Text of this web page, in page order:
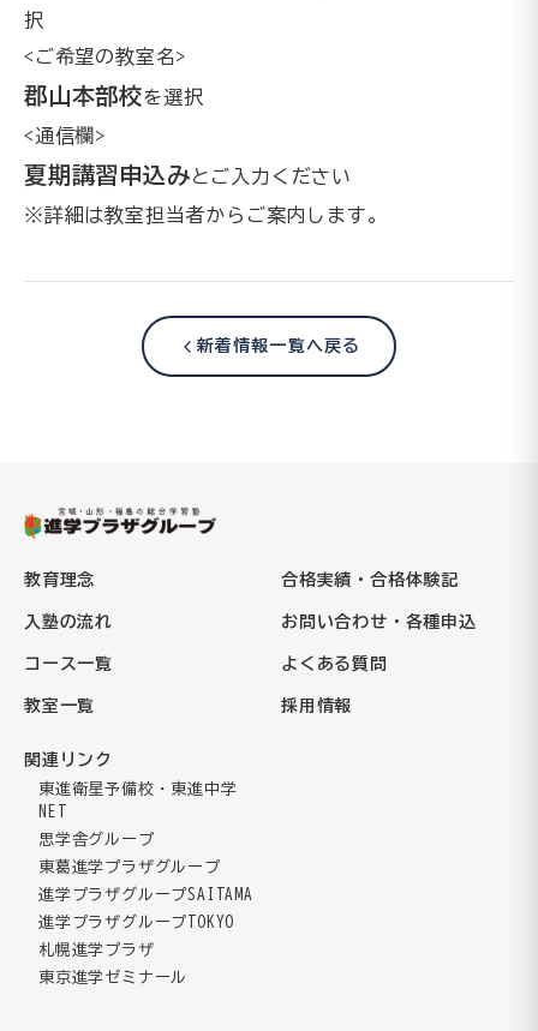
択
<ご希望の教室名>
郡山本部校を選択
<通信欄>
夏期講習申込みとご入力ください
※詳細は教室担当者からご案内します。
新着情報一覧へ戻る
教育理念
入塾の流れ
コース一覧
教室一覧
合格実績・合格体験記
お問い合わせ・各種申込
よくある質問
採用情報
関連リンク
東進衛星予備校・東進中学
NET
思学舎グループ
東葛進学プラザグループ
進学プラザグループSAITAMA
進学プラザグループTOKYO
札幌進学プラザ
東京進学ゼミナール